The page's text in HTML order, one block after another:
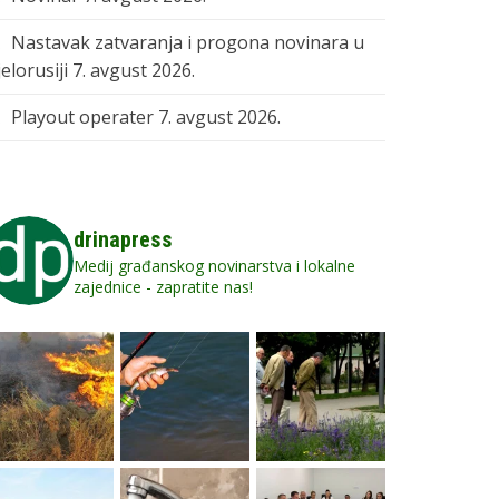
Nastavak zatvaranja i progona novinara u
7. avgust 2026.
Playout operater 7. avgust 2026.
drinapress
Medij građanskog novinarstva i lokalne
zajednice - zapratite nas!